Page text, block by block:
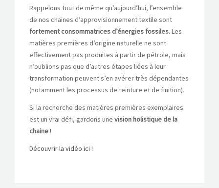
Rappelons tout de même qu’aujourd’hui, l’ensemble
de nos chaines d’approvisionnement textile sont
fortement consommatrices d’énergies fossiles. Les
matières premières d’origine naturelle ne sont
effectivement pas produites à partir de pétrole, mais
n’oublions pas que d’autres étapes liées à leur
transformation peuvent s’en avérer très dépendantes
(notamment les processus de teinture et de finition).
Si la recherche des matières premières exemplaires
est un vrai défi, gardons une vision holistique de la
chaine!
Découvrir la vidéo ici !